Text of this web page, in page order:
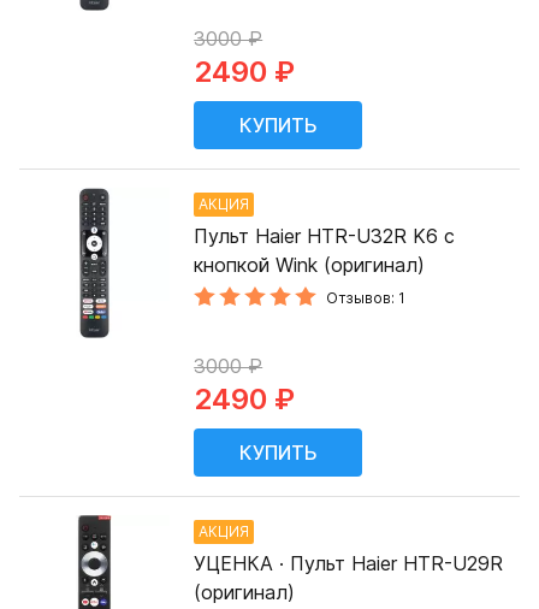
3000 ₽
2490 ₽
АКЦИЯ
Пульт Haier HTR-U32R K6 с
кнопкой Wink (оригинал)
Отзывов: 1
3000 ₽
2490 ₽
АКЦИЯ
УЦЕНКА · Пульт Haier HTR-U29R
(оригинал)